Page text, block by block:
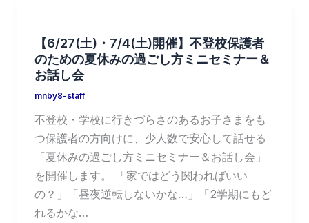
【6/27(土)・7/4(土)開催】不登校保護者
のための夏休みの過ごし方ミニセミナー＆
お話し会
mnby8-staff
不登校・学校に行きづらさのあるお子さまをも
つ保護者の方向けに、少人数で安心して話せる
「夏休みの過ごし方ミニセミナー＆お話し会」
を開催します。 「家ではどう関わればいい
の？」「昼夜逆転しないかな…」「2学期にもど
れるかな…